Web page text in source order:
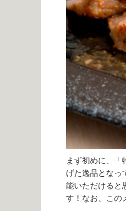
まず初めに、「
げた逸品となっ
能いただけると
す！なお、この